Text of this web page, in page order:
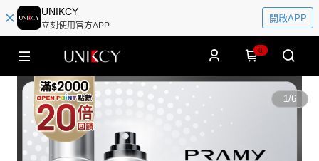
UNIKCY
立刻使用官方APP
開啟APP
0
1/6